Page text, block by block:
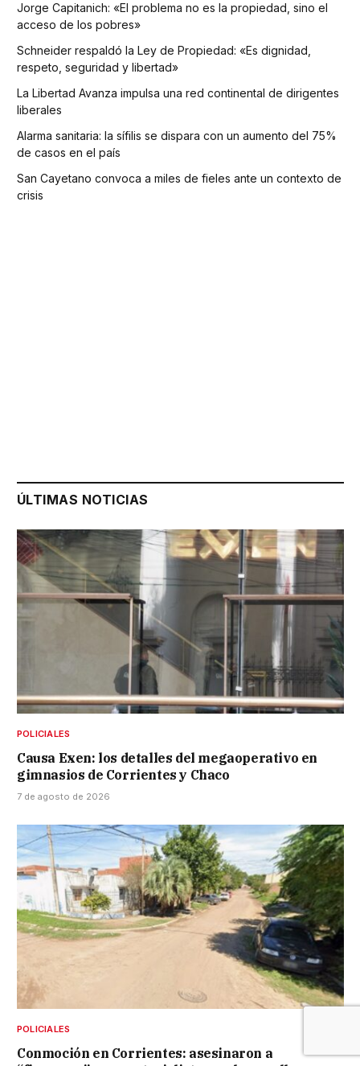
Jorge Capitanich: «El problema no es la propiedad, sino el
acceso de los pobres»
Schneider respaldó la Ley de Propiedad: «Es dignidad,
respeto, seguridad y libertad»
La Libertad Avanza impulsa una red continental de dirigentes
liberales
Alarma sanitaria: la sífilis se dispara con un aumento del 75%
de casos en el país
San Cayetano convoca a miles de fieles ante un contexto de
crisis
ÚLTIMAS NOTICIAS
POLICIALES
Causa Exen: los detalles del megaoperativo en
gimnasios de Corrientes y Chaco
7 de agosto de 2026
POLICIALES
Conmoción en Corrientes: asesinaron a